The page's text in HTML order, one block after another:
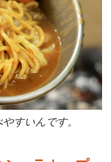
すいんです。